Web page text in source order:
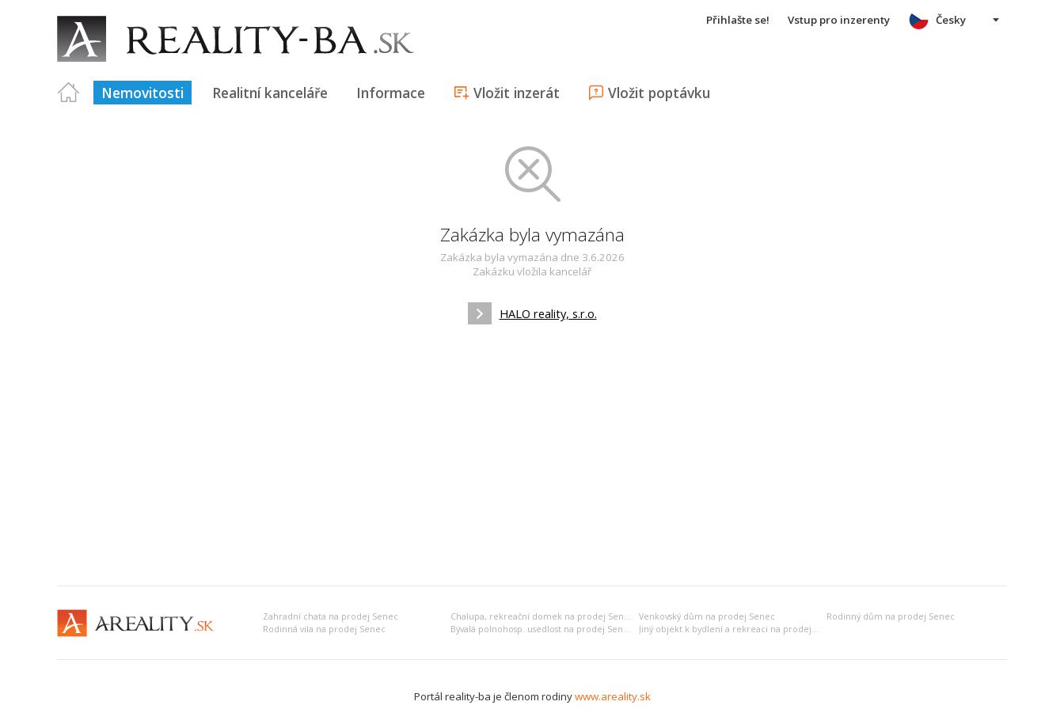
Přihlašte se! Vstup pro inzerenty
Nemovitosti Realitní kanceláře Informace Vložit inzerát Vložit poptávku
Česky
Zakázka byla vymazána
Zakázka byla vymazána dne 3.6.2026
Zakázku vložila kancelář
HALO reality, s.r.o.
Zahradní chata na prodej Senec Chalupa, rekreační domek na prodej Senec Venkovský dům na prodej Senec
Rodinný dům na prodej Senec
Rodinná vila na prodej Senec
Bývalá polnohosp. usedlost na prodej Senec Jiný objekt k bydlení a rekreaci na prodej Senec
Portál reality-ba je členom rodinywww.areality.sk